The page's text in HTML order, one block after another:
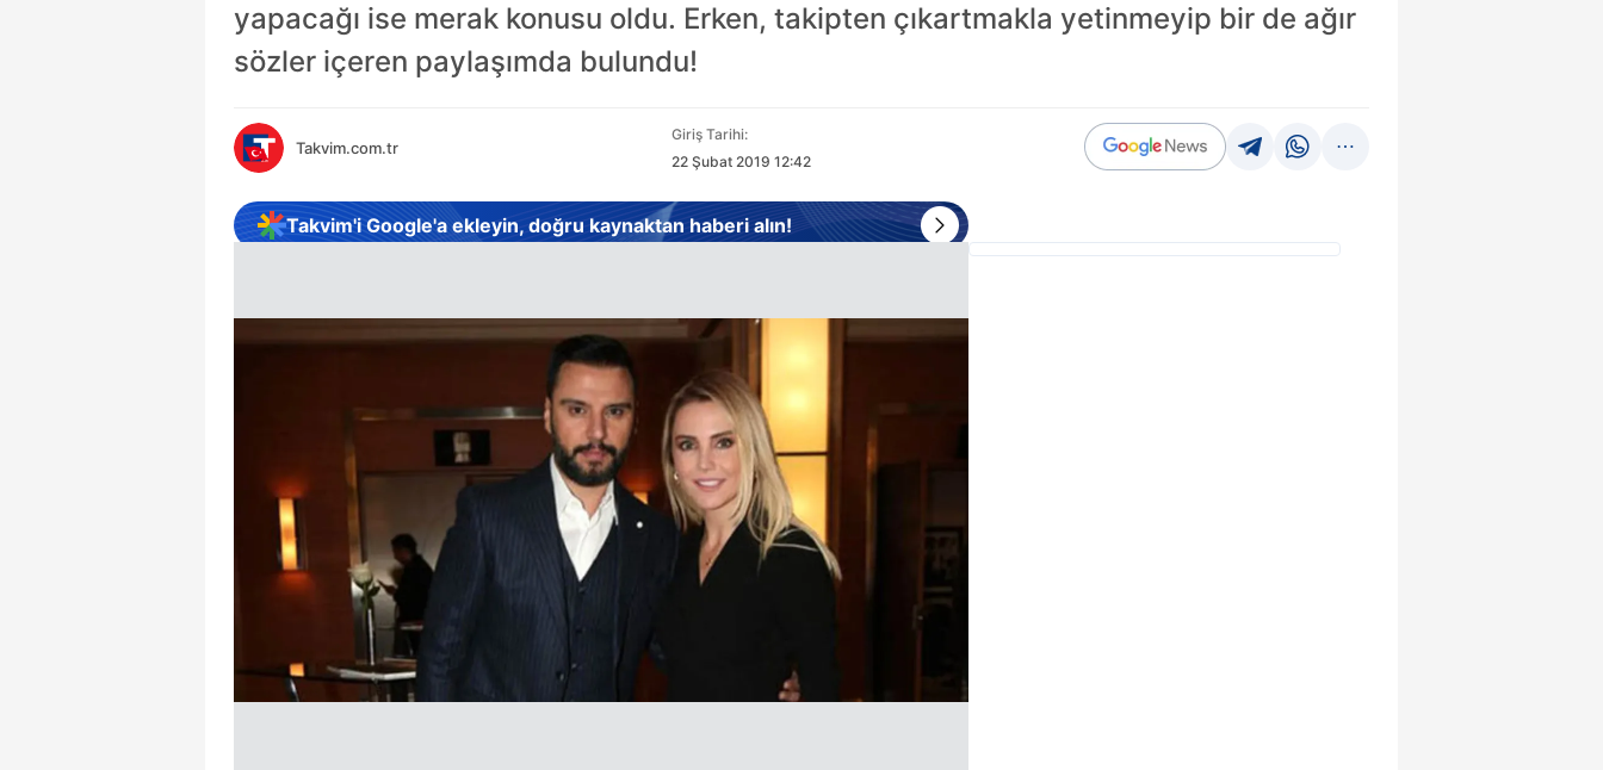
yapacağı ise merak konusu oldu. Erken, takipten çıkartmakla yetinmeyip bir de ağır
sözler içeren paylaşımda bulundu!
Takvim.com.tr
Giriş Tarihi:
22 Şubat 2019 12:42
Takvim'i Google'a ekleyin, doğru kaynaktan haberi alın!